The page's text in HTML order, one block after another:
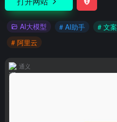
AI大模型 # AI助手 # 文案
# 阿里云
通义